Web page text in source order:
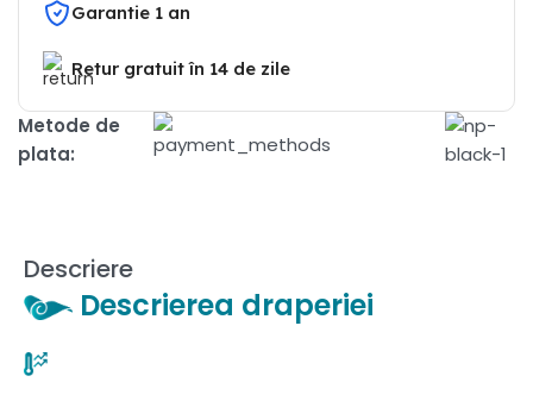
Garantie 1 an
Retur gratuit în 14 de zile
Metode de
plata:
Descriere
Descrierea draperiei